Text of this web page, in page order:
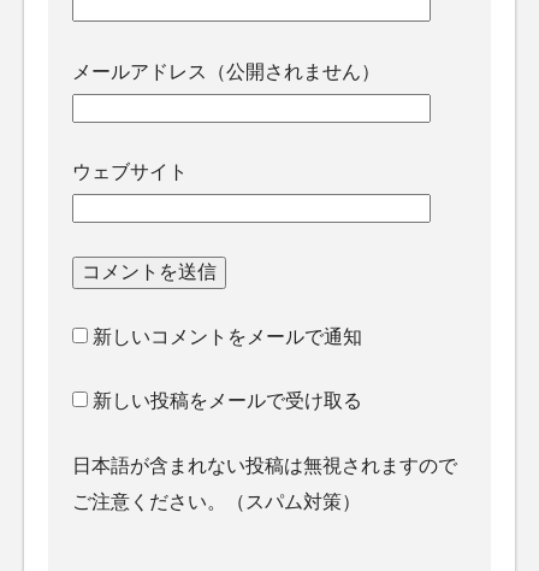
メールアドレス（公開されません）
ウェブサイト
新しいコメントをメールで通知
新しい投稿をメールで受け取る
日本語が含まれない投稿は無視されますので
ご注意ください。（スパム対策）